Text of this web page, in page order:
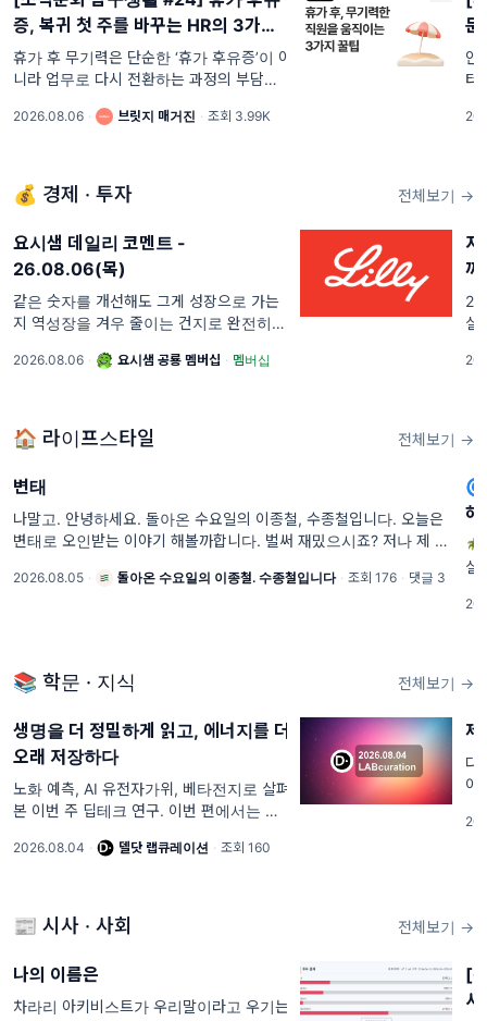
증, 복귀 첫 주를 바꾸는 HR의 3가지
설계
휴가 후 무기력은 단순한 ‘휴가 후유증’이 아
니라 업무로 다시 전환하는 과정의 부담일
다시 설계해 보세요!. 안녕하세요. 달램입니
못하는 직원들을 ...
2026.08.06 · 브릿지 매거진 · 조회 3.99K
문
안
터
문
💰 경제 · 투자 전체보기 →
요시샘 데일리 코멘트 -
26.08.06(목)
같은 숫자를 개선해도 그게 성장으로 가는
지 역성장을 겨우 줄이는 건지로 완전히 갈
고, 노보 노디스크는 역성장 전망을 했어요.
2026.08.06 · 요시샘 공룡 멤버십 · 멤버십
지
까
실
매
🏠 라이프스타일 전체보기 →
변태
나말고. 안녕하세요. 돌아온 수요일의 이종철, 수종철입니다. 오늘은
변태로 오인받는 이야기 해볼까합니다. 벌써 재밌으시죠? 저나 제 주
2026.08.05 · 돌아온 수요일의 이종철. 수종철입니다 · 조회 176 · 댓글 3
하
🌴
실
하
📚 학문 · 지식 전체보기 →
생명을 더 정밀하게 읽고, 에너지를 더
오래 저장하다
노화 예측, AI 유전자가위, 베타전지로 살펴
본 이번 주 딥테크 연구. 이번 편에서는 아
Acting Hybrid Polymer), 베타전지, 장내
2026.08.04 · 델닷 랩큐레이션 · 조회 160
제
다
이
한
📰 시사 · 사회 전체보기 →
나의 이름은
차라리 아키비스트가 우리말이라고 우기는
[
사